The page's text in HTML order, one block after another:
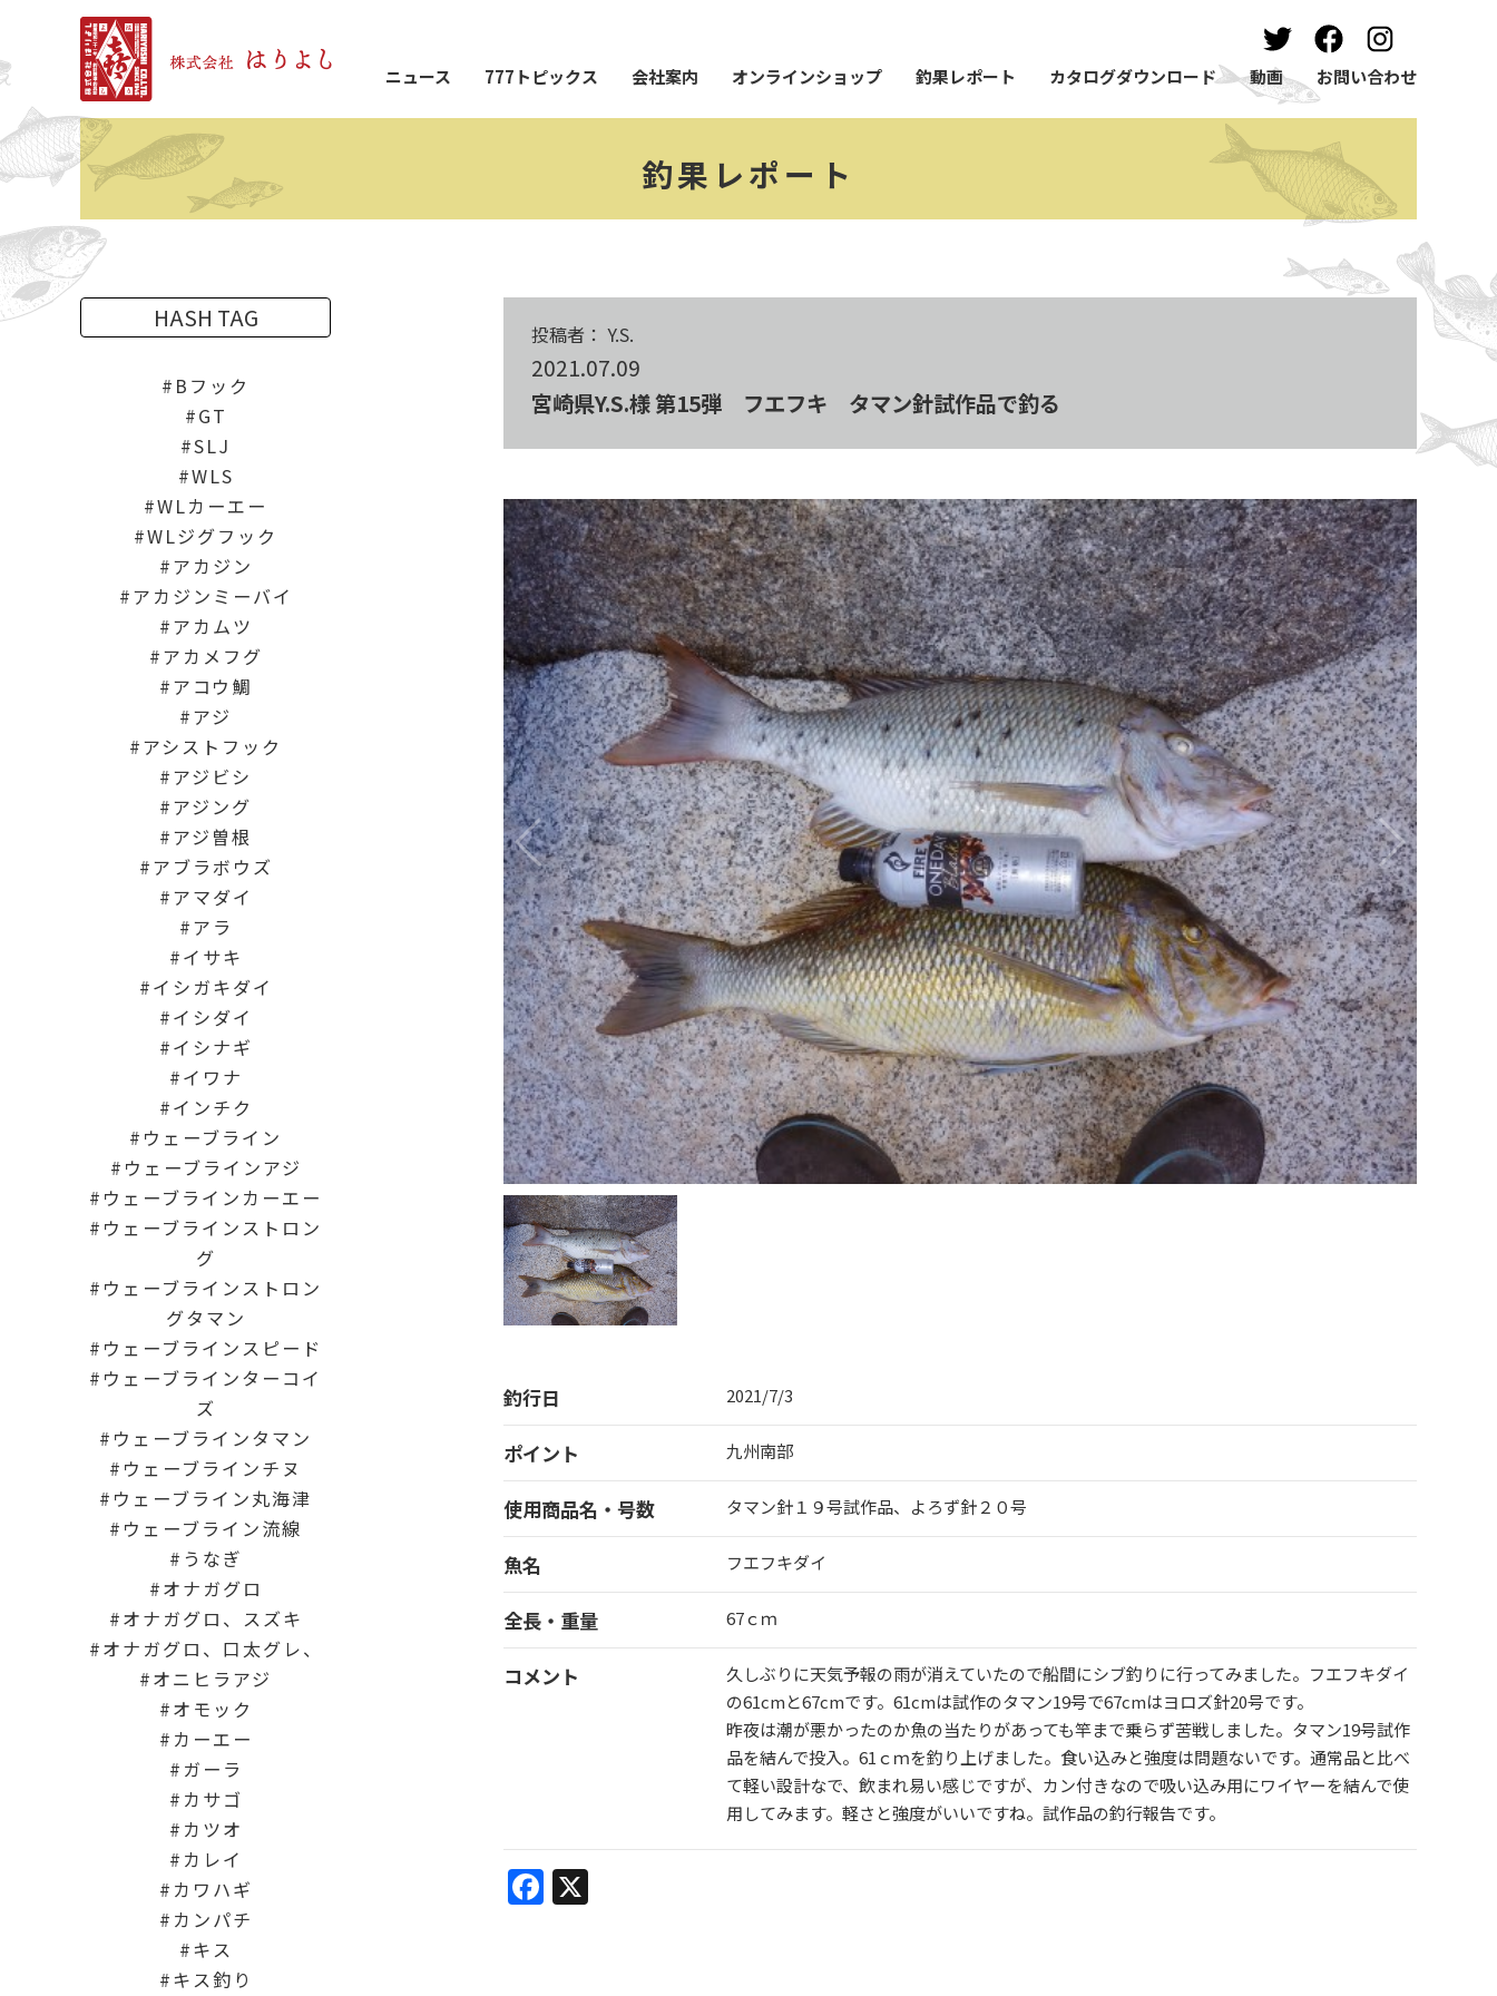
ニュース 777トピックス 会社案内 オンラインショップ 釣果レポート カタログダウンロード 動画 お問い合わせ
釣果レポート
投稿者： Y.S.
2021.07.09
宮崎県Y.S.様 第15弾 フエフキ タマン針試作品で釣る
釣行日 2021/7/3
ポイント 九州南部
使用商品名・号数 タマン針１９号試作品、よろず針２０号
魚名 フエフキダイ
全長・重量 67ｃｍ
コメント
久しぶりに天気予報の雨が消えていたので船間にシブ釣りに行ってみました。フエフキダイ
の61cmと67cmです。61cmは試作のタマン19号で67cmはヨロズ針20号です。
昨夜は潮が悪かったのか魚の当たりがあっても竿まで乗らず苦戦しました。タマン19号試作
品を結んで投入。61ｃｍを釣り上げました。食い込みと強度は問題ないです。通常品と比べ
て軽い設計なで、飲まれ易い感じですが、カン付きなので吸い込み用にワイヤーを結んで使
用してみます。軽さと強度がいいですね。試作品の釣行報告です。
Facebook
HASH TAG
Bフック
GT
SLJ
WLS
WLカーエー
WLジグフック
アカジン
アカジンミーバイ
アカムツ
アカメフグ
アコウ鯛
アジ
アシストフック
アジビシ
アジング
アジ曽根
アブラボウズ
アマダイ
アラ
イサキ
イシガキダイ
イシダイ
イシナギ
イワナ
インチク
ウェーブライン
ウェーブラインアジ
ウェーブラインカーエー
ウェーブラインストロン
グ
ウェーブラインストロン
グタマン
ウェーブラインスピード
ウェーブラインターコイ
ズ
ウェーブラインタマン
ウェーブラインチヌ
ウェーブライン丸海津
ウェーブライン流線
うなぎ
オナガグロ
オナガグロ、スズキ
オナガグロ、口太グレ、
オニヒラアジ
オモック
カーエー
ガーラ
カサゴ
カツオ
カレイ
カワハギ
カンパチ
キス
キス釣り